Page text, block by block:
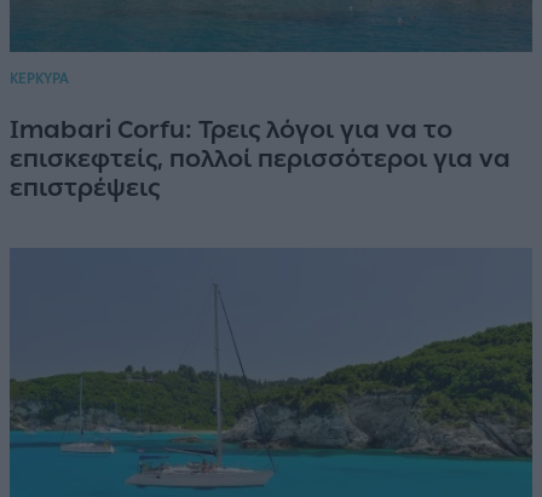
ΚΕΡΚΥΡΑ
Imabari Corfu: Τρεις λόγοι για να το
επισκεφτείς, πολλοί περισσότεροι για να
επιστρέψεις